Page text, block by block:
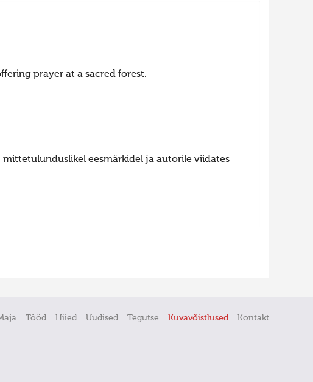
prayer at a sacred forest.
mittetulunduslikel eesmärkidel ja autorile viidates
Tööd Hiied Uudised Tegutse Kuvavõistlused Kontakt